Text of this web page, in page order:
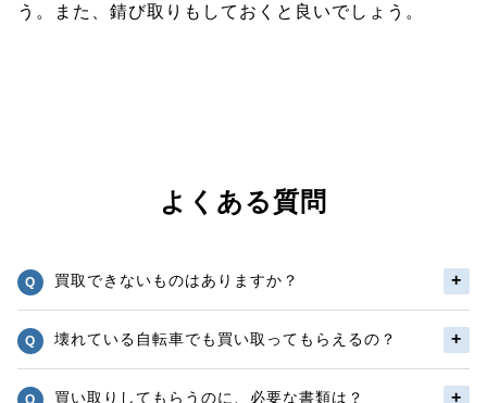
う。また、錆び取りもしておくと良いでしょう。
よくある質問
買取できないものはありますか？
壊れている自転車でも買い取ってもらえるの？
買い取りしてもらうのに、必要な書類は？